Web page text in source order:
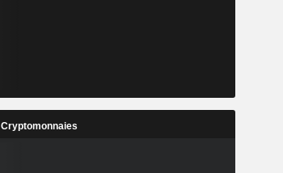
Cryptomonnaies